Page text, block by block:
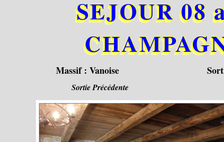
SEJOUR 08
Massif : Vanoise
Sortie Précédente